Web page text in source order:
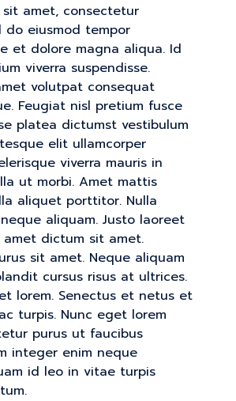
sit amet, consectetur
eiusmod tempor
et dolore magna aliqua. Id
viverra suspendisse.
volutpat consequat
Feugiat nisl pretium fusce
platea dictumst vestibulum
elit ullamcorper
viverra mauris in
ut morbi. Amet mattis
aliquet porttitor. Nulla
aliquam. Justo laoreet
dictum sit amet.
sit amet. Neque aliquam
cursus risus at ultrices.
lorem. Senectus et netus et
turpis. Nunc eget lorem
purus ut faucibus
integer enim neque
id leo in vitae turpis